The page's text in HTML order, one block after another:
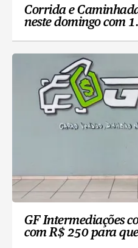
Corrida e
neste domingo com
GF Intermediações
com R$ 250 para